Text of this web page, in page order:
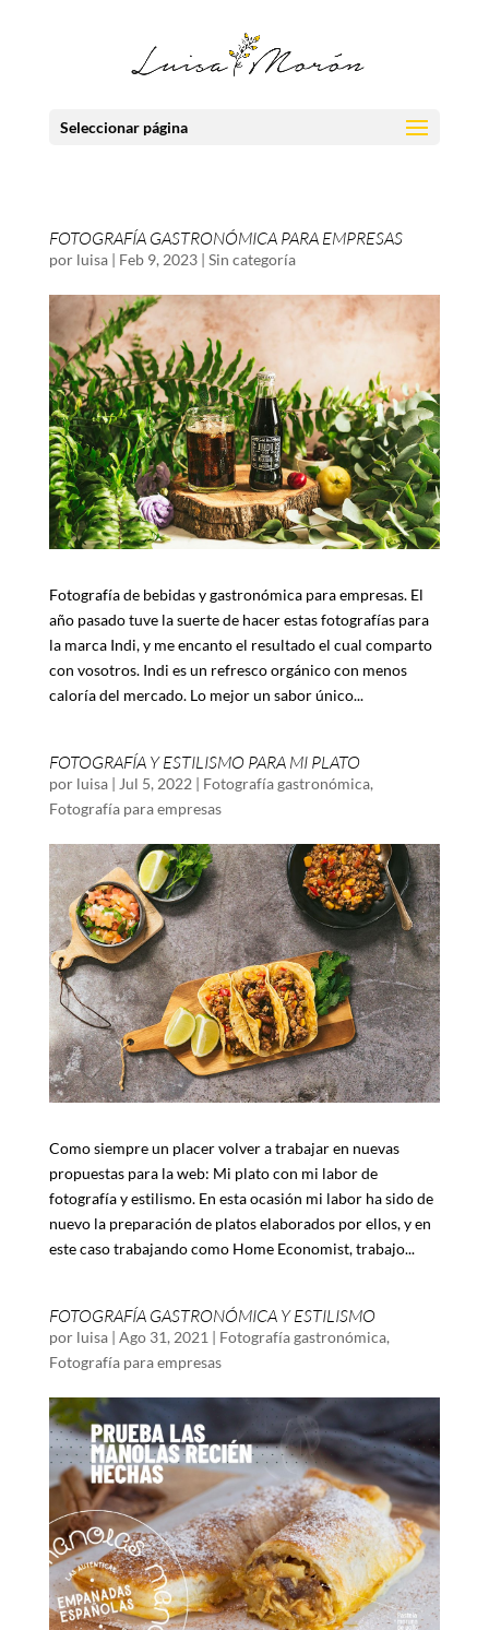
Seleccionar página
FOTOGRAFÍA GASTRONÓMICA PARA EMPRESAS
por luisa| Feb 9, 2023| Sin categoría
Fotografía de bebidas y gastronómica para empresas. El
año pasado tuve la suerte de hacer estas fotografías para
la marca Indi, y me encanto el resultado el cual comparto
con vosotros. Indi es un refresco orgánico con menos
caloría del mercado. Lo mejor un sabor único...
FOTOGRAFÍA Y ESTILISMO PARA MI PLATO
por luisa| Jul 5, 2022 | Fotografía gastronómica,
Fotografía para empresas
Como siempre un placer volver a trabajar en nuevas
propuestas para la web: Mi plato con mi labor de
fotografía y estilismo. En esta ocasión mi labor ha sido de
nuevo la preparación de platos elaborados por ellos, y en
este caso trabajando como Home Economist, trabajo...
FOTOGRAFÍA GASTRONÓMICA Y ESTILISMO
por luisa| Ago 31, 2021 | Fotografía gastronómica,
Fotografía para empresas